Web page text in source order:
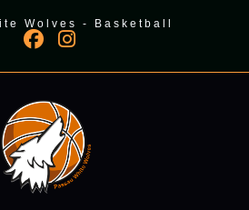
Wolves - Basketball